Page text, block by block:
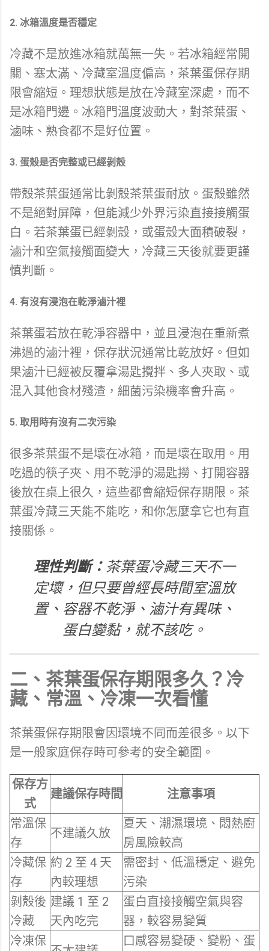
2. 冰箱溫度是否穩定
冷藏不是放進冰箱就萬無一失。若冰箱經常開
關、塞太滿、冷藏室溫度偏高，茶葉蛋保存期
限會縮短。理想狀態是放在冷藏室深處，而不
是冰箱門邊。冰箱門溫度波動大，對茶葉蛋、
滷味、熟食都不是好位置。
3. 蛋殼是否完整或已經剝殼
帶殼茶葉蛋通常比剝殼茶葉蛋耐放。蛋殼雖然
不是絕對屏障，但能減少外界污染直接接觸蛋
白。若茶葉蛋已經剝殼，或蛋殼大面積破裂，
滷汁和空氣接觸面變大，冷藏三天後就要更謹
慎判斷。
4. 有沒有浸泡在乾淨滷汁裡
茶葉蛋若放在乾淨容器中，並且浸泡在重新煮
沸過的滷汁裡，保存狀況通常比乾放好。但如
果滷汁已經被反覆拿湯匙攪拌、多人夾取、或
混入其他食材殘渣，細菌污染機率會升高。
5. 取用時有沒有二次污染
很多茶葉蛋不是壞在冰箱，而是壞在取用。用
吃過的筷子夾、用不乾淨的湯匙撈、打開容器
後放在桌上很久，這些都會縮短保存期限。茶
葉蛋冷藏三天能不能吃，和你怎麼拿它也有直
接關係。
理性判斷： 茶葉蛋冷藏三天不一
定壞，但只要曾經長時間室溫放
置、容器不乾淨、滷汁有異味、
蛋白變黏，就不該吃。
二、茶葉蛋保存期限多久？冷
藏、常溫、冷凍一次看懂
茶葉蛋保存期限會因環境不同而差很多。以下
是一般家庭保存時可參考的安全範圍。
保存方
式
建議保存時間 注意事項
常溫保
存
不建議久放
夏天、潮濕環境、悶熱廚
房風險較高
冷藏保
存
約 2 至 4 天
內較理想
需密封、低溫穩定、避免
污染
剝殼後
冷藏
建議 1 至 2
天內吃完
蛋白直接接觸空氣與容
器，較容易變質
冷凍保
口感容易變硬、變粉、蛋